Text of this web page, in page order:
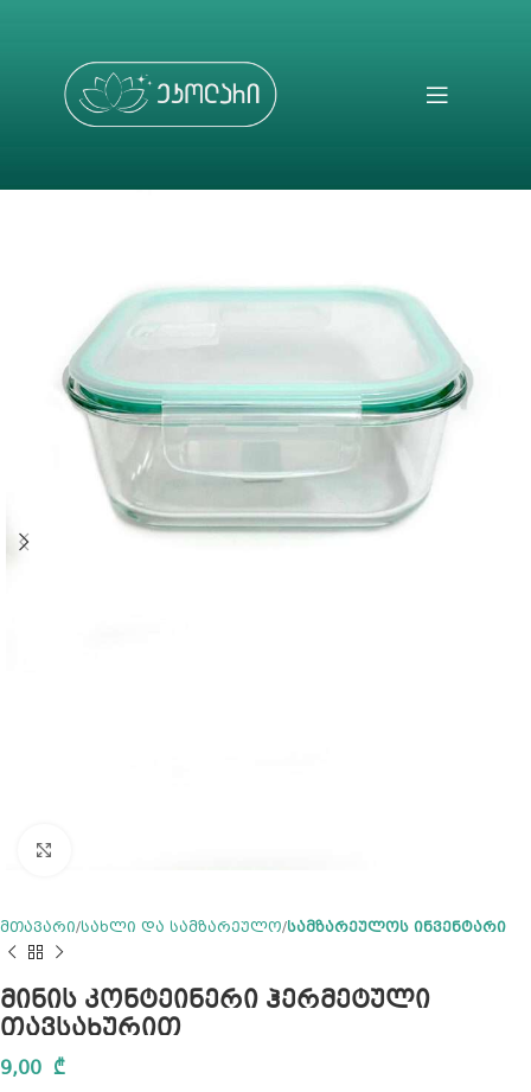
მთავარი სახლი და სამზარეულო სამზარეულოს ინვენტარი
მინის კონტეინერი ჰერმეტული
თავსახურით
9,00 ₾